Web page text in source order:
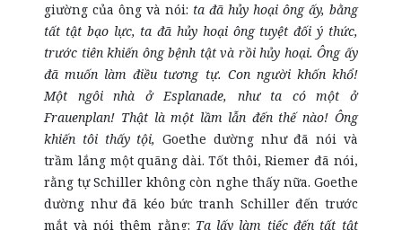
giường của ông và nói: ta đã hủy hoại ông ấy, bằng
tất tật bạo lực, ta đã hủy hoại ông tuyệt đối ý thức,
trước tiên khiến ông bệnh tật và rồi hủy hoại. Ông ấy
đã muốn làm điều tương tự. Con người khốn khổ!
Một ngôi nhà ở Esplanade, như ta có một ở
Frauenplan! Thật là một lầm lẫn đến thế nào! Ông
khiến tôi thấy tội,Goethe dường như đã nói và
trầm lắng một quãng dài. Tốt thôi, Riemer đã nói,
rằng tự Schiller không còn nghe thấy nữa. Goethe
dường như đã kéo bức tranh Schiller đến trước
mắt và nói thêm rằng: Ta lấy làm tiếc đến tất tật